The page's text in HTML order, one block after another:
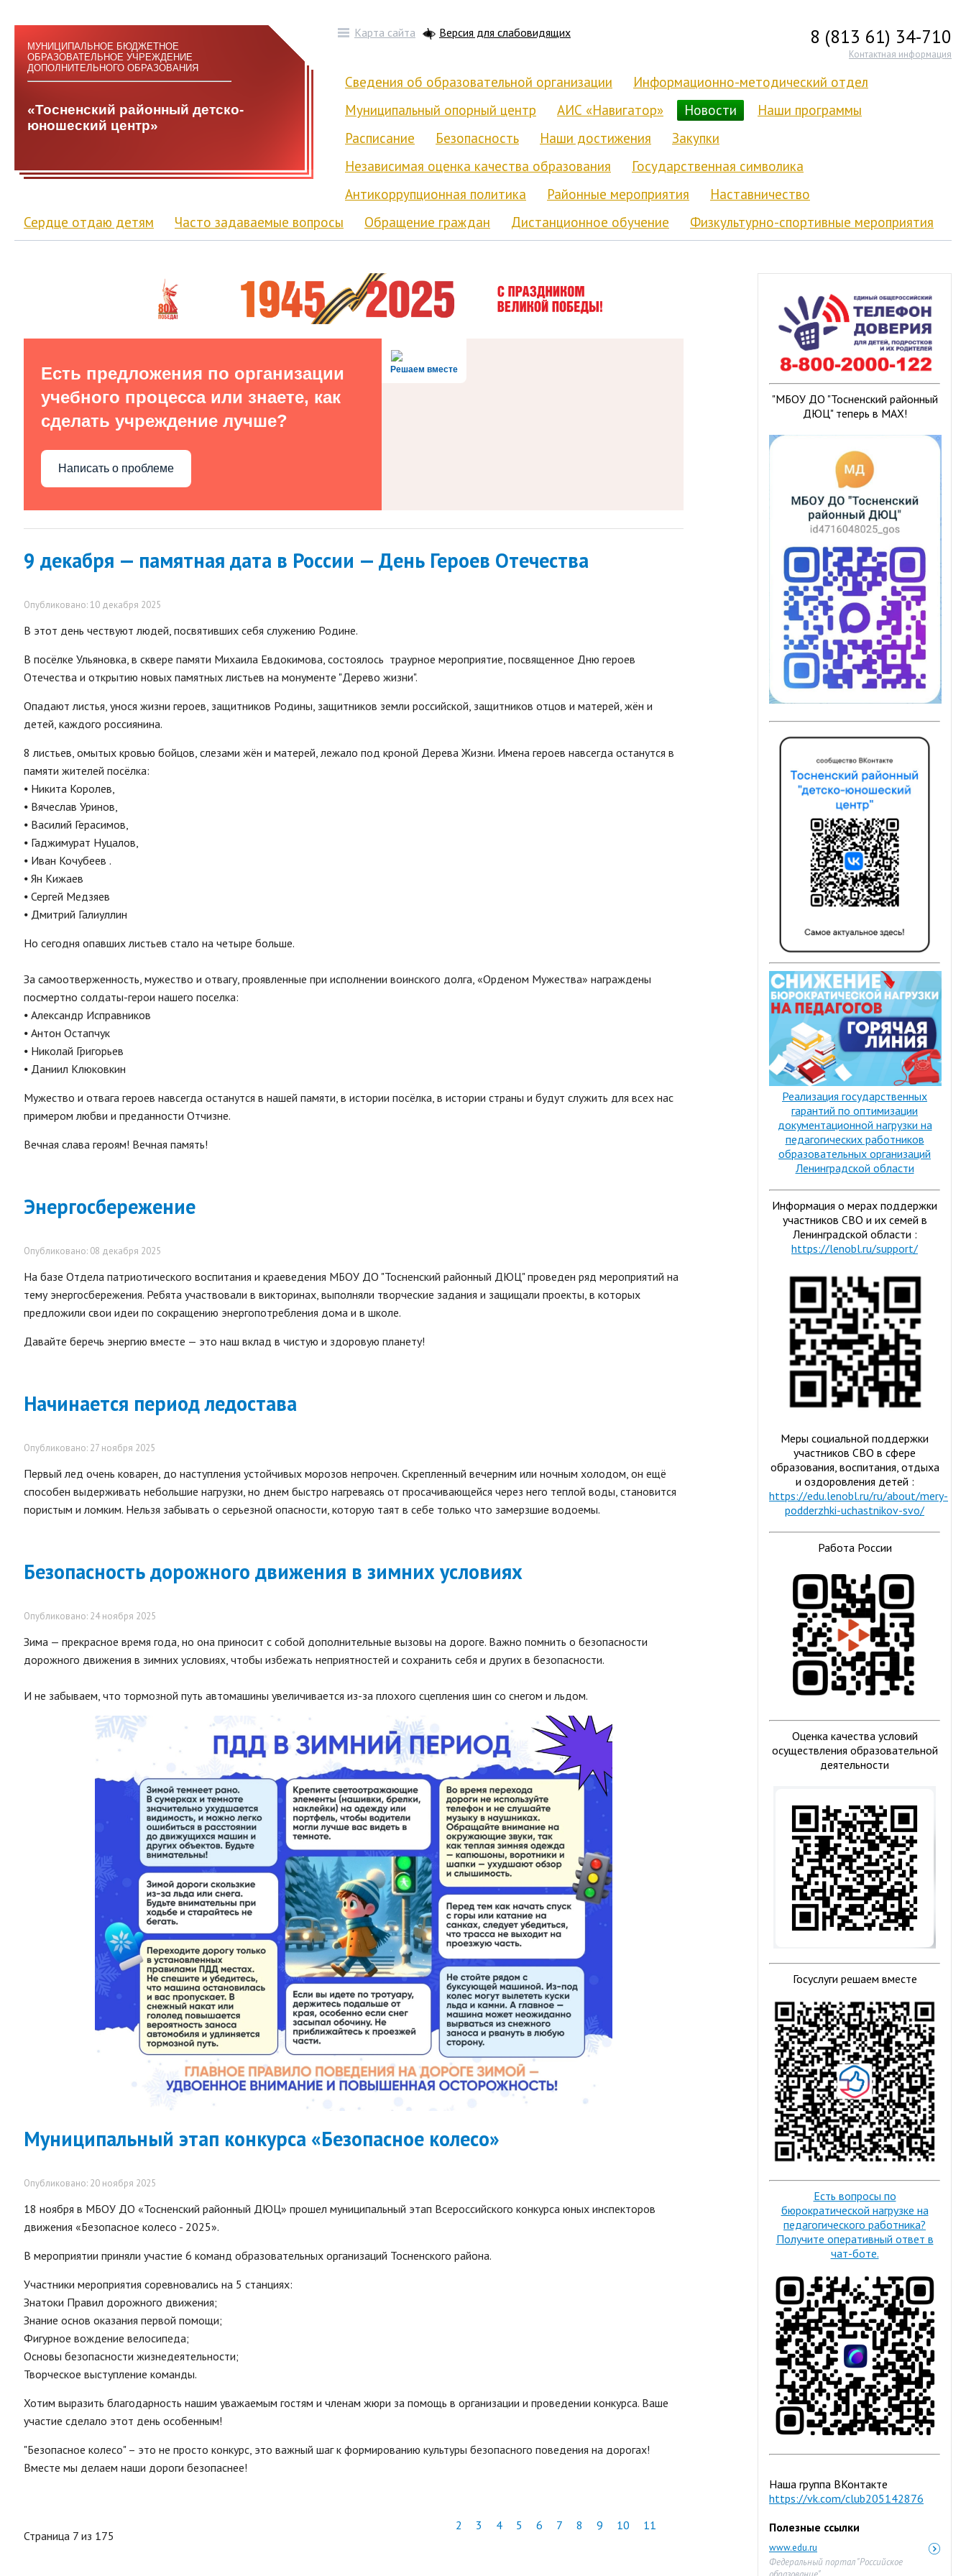
МУНИЦИПАЛЬНОЕ БЮДЖЕТНОЕ
ОБРАЗОВАТЕЛЬНОЕ УЧРЕЖДЕНИЕ
ДОПОЛНИТЕЛЬНОГО ОБРАЗОВАНИЯ
«Тосненский районный детско-
юношеский центр»
Карта сайта Версия для слабовидящих 8 (813 61) 34-710
Контактная информация
Сведения об образовательной организации
Информационно-методический отдел
Муниципальный опорный центр
АИС «Навигатор» Новости
Наши программы
Расписание
Безопасность Наши достижения
Закупки
Независимая оценка качества образования
Государственная символика
Антикоррупционная политика
Районные мероприятия
Наставничество
Сердце отдаю детям
Часто задаваемые вопросы Обращение граждан Дистанционное обучение Физкультурно-спортивные мероприятия
"МБОУ ДО "Тосненский районный
ДЮЦ" теперь в МАХ!
Реализация государственных
гарантий по оптимизации
документационной нагрузки на
педагогических работников
образовательных организаций
Ленинградской области
Информация о мерах поддержки
участников СВО и их семей в
Ленинградской области :
https://lenobl.ru/support/
Меры социальной поддержки
участников СВО в сфере
образования, воспитания, отдыха
и оздоровления детей :
https://edu.lenobl.ru/ru/about/mery-
podderzhki-uchastnikov-svo/
Работа России
Оценка качества условий
осуществления образовательной
деятельности
Госуслуги решаем вместе
Есть вопросы по
бюрократической нагрузке на
педагогического работника?
Получите оперативный ответ в
чат-боте.
Наша группа ВКонтакте
https://vk.com/club205142876
Полезные ссылки
www.edu.ru
Федеральный портал "Российское
Решаем вместе
Есть предложения по организации
учебного процесса или знаете, как
сделать учреждение лучше?
Написать о проблеме
9 декабря — памятная дата в России — День Героев Отечества
Опубликовано: 10 декабря 2025
В этот день чествуют людей, посвятивших себя служению Родине.
В посёлке Ульяновка, в сквере памяти Михаила Евдокимова, состоялось траурное мероприятие, посвященное Дню героев
Отечества и открытию новых памятных листьев на монументе "Дерево жизни".
Опадают листья, унося жизни героев, защитников Родины, защитников земли российской, защитников отцов и матерей, жён и
детей, каждого россиянина.
8 листьев, омытых кровью бойцов, слезами жён и матерей, лежало под кроной Дерева Жизни. Имена героев навсегда останутся в
памяти жителей посёлка:
⦁ Никита Королев,
⦁ Вячеслав Уринов,
⦁ Василий Герасимов,
⦁ Гаджимурат Нуцалов,
⦁ Иван Кочубеев .
⦁ Ян Кижаев
⦁ Сергей Медзяев
⦁ Дмитрий Галиуллин
Но сегодня опавших листьев стало на четыре больше.
За самоотверженность, мужество и отвагу, проявленные при исполнении воинского долга, «Орденом Мужества» награждены
посмертно солдаты-герои нашего поселка:
⦁ Александр Исправников
⦁ Антон Остапчук
⦁ Николай Григорьев
⦁ Даниил Клюковкин
Мужество и отвага героев навсегда останутся в нашей памяти, в истории посёлка, в истории страны и будут служить для всех нас
примером любви и преданности Отчизне.
Вечная слава героям! Вечная память!
Энергосбережение
Опубликовано: 08 декабря 2025
На базе Отдела патриотического воспитания и краеведения МБОУ ДО "Тосненский районный ДЮЦ" проведен ряд мероприятий на
тему энергосбережения. Ребята участвовали в викторинах, выполняли творческие задания и защищали проекты, в которых
предложили свои идеи по сокращению энергопотребления дома и в школе.
Давайте беречь энергию вместе — это наш вклад в чистую и здоровую планету!
Начинается период ледостава
Опубликовано: 27 ноября 2025
Первый лед очень коварен, до наступления устойчивых морозов непрочен. Скрепленный вечерним или ночным холодом, он ещё
способен выдерживать небольшие нагрузки, но днем быстро нагреваясь от просачивающейся через него теплой воды, становится
пористым и ломким. Нельзя забывать о серьезной опасности, которую таят в себе только что замерзшие водоемы.
Безопасность дорожного движения в зимних условиях
Опубликовано: 24 ноября 2025
Зима — прекрасное время года, но она приносит с собой дополнительные вызовы на дороге. Важно помнить о безопасности
дорожного движения в зимних условиях, чтобы избежать неприятностей и сохранить себя и других в безопасности.
И не забываем, что тормозной путь автомашины увеличивается из-за плохого сцепления шин со снегом и льдом.
Муниципальный этап конкурса «Безопасное колесо»
Опубликовано: 20 ноября 2025
18 ноября в МБОУ ДО «Тосненский районный ДЮЦ» прошел муниципальный этап Всероссийского конкурса юных инспекторов
движения «Безопасное колесо - 2025».
В мероприятии приняли участие 6 команд образовательных организаций Тосненского района.
Участники мероприятия соревновались на 5 станциях:
Знатоки Правил дорожного движения;
Знание основ оказания первой помощи;
Фигурное вождение велосипеда;
Основы безопасности жизнедеятельности;
Творческое выступление команды.
Хотим выразить благодарность нашим уважаемым гостям и членам жюри за помощь в организации и проведении конкурса. Ваше
участие сделало этот день особенным!
"Безопасное колесо" – это не просто конкурс, это важный шаг к формированию культуры безопасного поведения на дорогах!
Вместе мы делаем наши дороги безопаснее!
Страница 7 из 175
2 3 4 5 6 7 8 9 10 11